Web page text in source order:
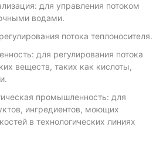
для управления потоком
водами.
потока теплоносителя.
для регулирования потока
веществ, таких как кислоты,
промышленность: для
ингредиентов, моющих
в технологических линиях